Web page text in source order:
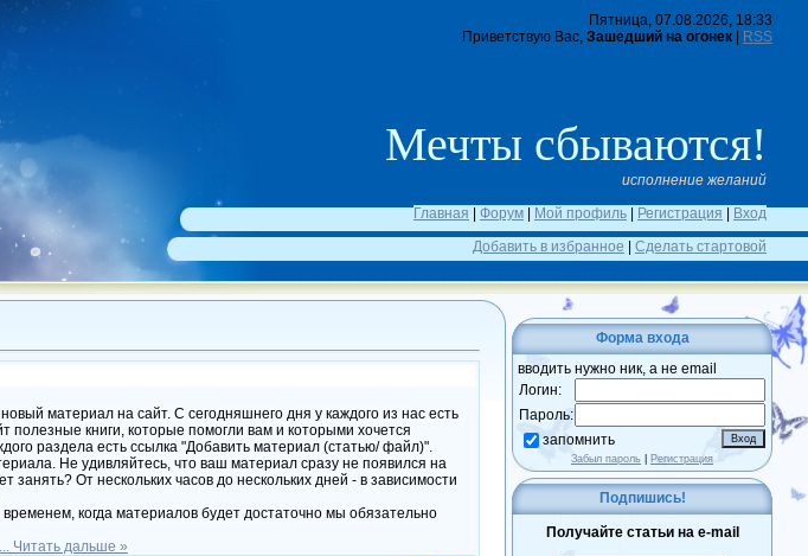
Пятница, 07.08.2026, 18:33
Приветствую Вас, Зашедший на огонек RSS
Мечты сбываются!
исполнение желаний
Главная
Форум Мой профиль Регистрация
Вход
Добавить в избранное
Сделать стартовой
материал на сайт. С сегодняшнего дня у каждого из нас есть
полезные книги, которые помогли вам и которыми хочется
раздела есть ссылка "Добавить материал (статью/ файл)".
Не удивляйтесь, что ваш материал сразу не появился на
От нескольких часов до нескольких дней - в зависимости
когда материалов будет достаточно мы обязательно
... Читать дальше »
Форма входа
вводить нужно ник, а не email
Логин:
Пароль:
запомнить
Забыл пароль Регистрация
Подпишись!
Получайте статьи на e-mail